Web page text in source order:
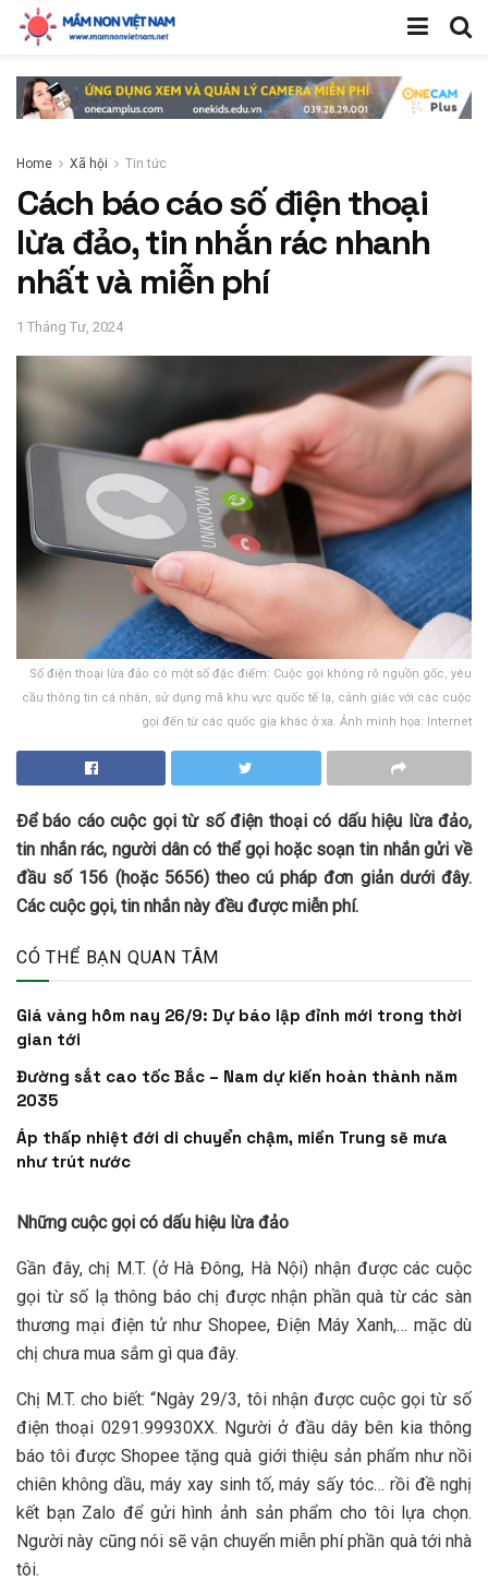
Home Xã hội Tin tức
Cách báo cáo số điện thoại
lừa đảo, tin nhắn rác nhanh
nhất và miễn phí
1 Tháng Tư, 2024
Số điện thoại lừa đảo có một số đặc điểm: Cuộc gọi không rõ nguồn gốc, yêu
cầu thông tin cá nhân, sử dụng mã khu vực quốc tế lạ, cảnh giác với các cuộc
gọi đến từ các quốc gia khác ở xa. Ảnh minh họa: Internet
Để báo cáo cuộc gọi từ số điện thoại có dấu hiệu lừa đảo,
tin nhắn rác, người dân có thể gọi hoặc soạn tin nhắn gửi về
đầu số 156 (hoặc 5656) theo cú pháp đơn giản dưới đây.
Các cuộc gọi, tin nhắn này đều được miễn phí.
CÓ THỂ BẠN QUAN TÂM
Giá vàng hôm nay 26/9: Dự báo lập đỉnh mới trong thời
gian tới
Đường sắt cao tốc Bắc – Nam dự kiến hoàn thành năm
2035
Áp thấp nhiệt đới di chuyển chậm, miền Trung sẽ mưa
như trút nước
Những cuộc gọi có dấu hiệu lừa đảo
Gần đây, chị M.T. (ở Hà Đông, Hà Nội) nhận được các cuộc
gọi từ số lạ thông báo chị được nhận phần quà từ các sàn
thương mại điện tử như Shopee, Điện Máy Xanh,… mặc dù
chị chưa mua sắm gì qua đây.
Chị M.T. cho biết: “Ngày 29/3, tôi nhận được cuộc gọi từ số
điện thoại 0291.99930XX. Người ở đầu dây bên kia thông
báo tôi được Shopee tặng quà giới thiệu sản phẩm như nồi
chiên không dầu, máy xay sinh tố, máy sấy tóc… rồi đề nghị
kết bạn Zalo để gửi hình ảnh sản phẩm cho tôi lựa chọn.
Người này cũng nói sẽ vận chuyển miễn phí phần quà tới nhà
tôi.